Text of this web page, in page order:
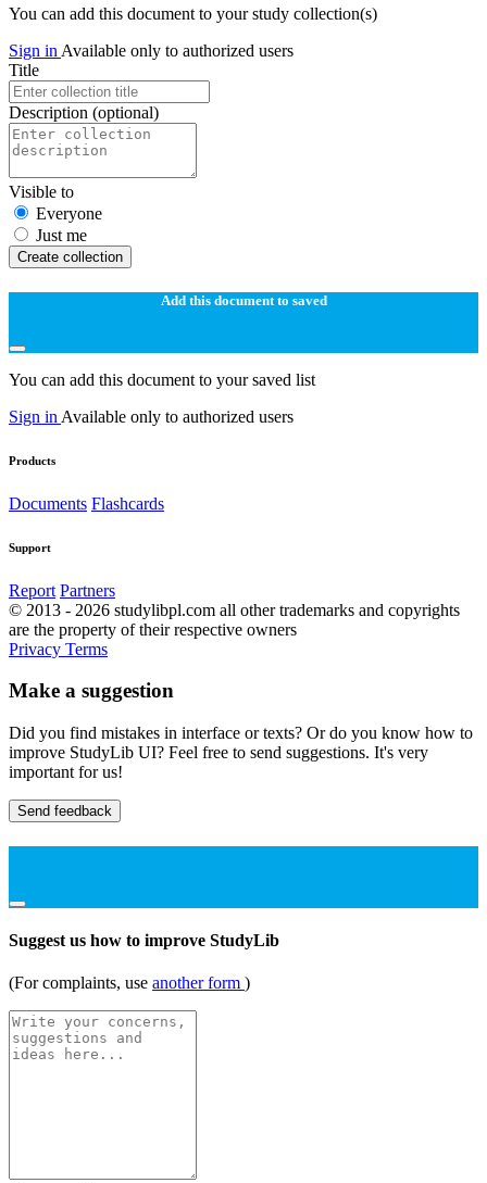
You can add this document to your study collection(s)
Sign in Available only to authorized users
Title
Description (optional)
Visible to
Everyone
Just me
Create collection
Add this document to saved
You can add this document to your saved list
Sign in Available only to authorized users
Products
Documents Flashcards
Support
Report Partners
© 2013 - 2026 studylibpl.com all other trademarks and copyrights
are the property of their respective owners
Privacy Terms
Make a suggestion
Did you find mistakes in interface or texts? Or do you know how to
improve StudyLib UI? Feel free to send suggestions. It's very
important for us!
Send feedback
Suggest us how to improve StudyLib
(For complaints, use another form )